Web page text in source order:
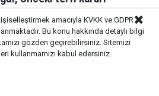
bir göreve atandı.
amacıyla KVKK ve GDPR
Bu konu hakkında detaylı bilgi
gözden geçirebilirsiniz. Sitemizi
kullanmamızı kabul edersiniz.